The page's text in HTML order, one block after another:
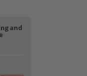
and